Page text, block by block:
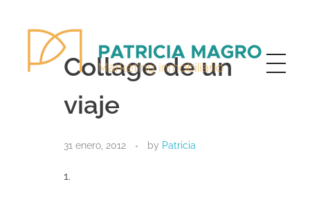
Collage de un
viaje
31 enero, 2012 by Patricia
1.